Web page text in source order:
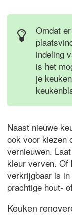
Omdat
indeling
is het
je
Naast nieuwe
ook voor kiezen
vernieuwen.
kleur verven. Of
verkrijgbaar is
prachtige hout-
Keuken